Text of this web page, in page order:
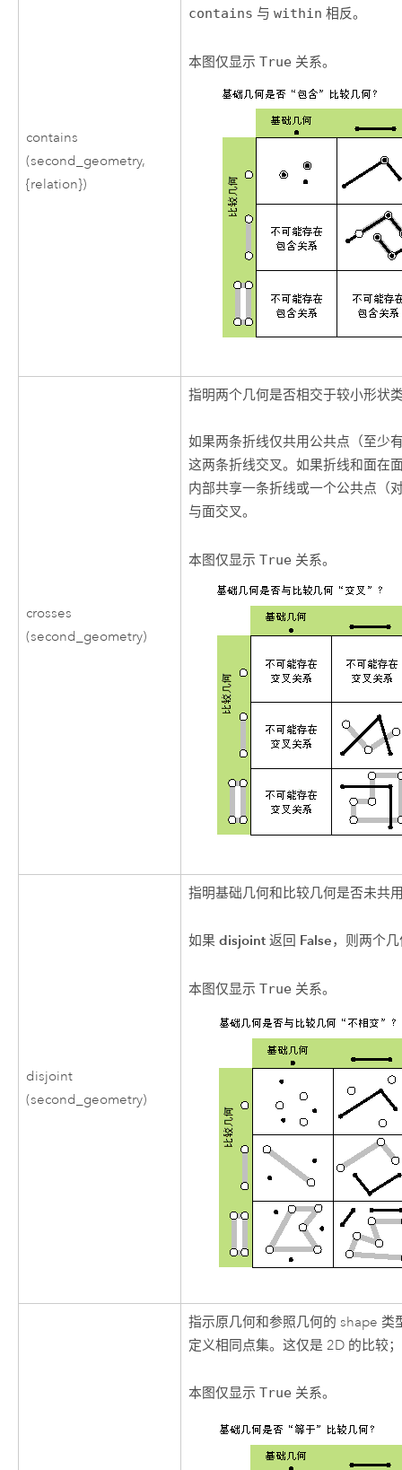
contains
(second_geometry,
{relation})
contains 与within 相反。
本图仅显示True 关系。
crosses
(second_geometry)
指明两个几何是否相交于较小形状
如果两条折线仅共用公共点（至少
这两条折线交叉。如果折线和面在
内部共享一条折线或一个公共点（
与面交叉。
本图仅显示True 关系。
disjoint
(second_geometry)
指明基础几何和比较几何是否未共
如果disjoint 返回 False，则两个
本图仅显示True 关系。
指示原几何和参照几何的 shape 类
定义相同点集。这仅是 2D 的比较
本图仅显示True 关系。